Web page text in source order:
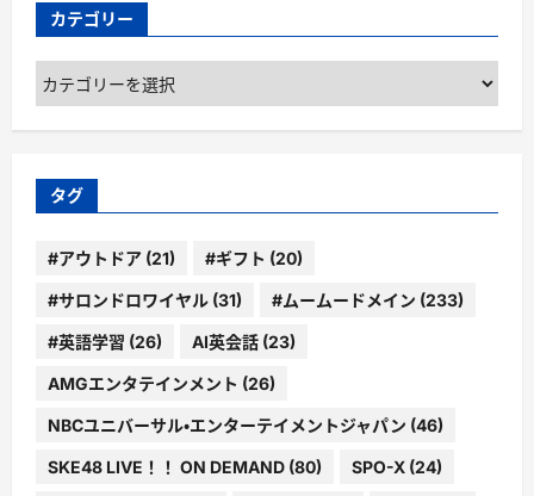
カテゴリー
カ
テ
ゴ
ー
タグ
#アウトドア (21) #ギフト (20)
#サロンドロワイヤル (31) #ムームードメイン (233)
#英語学習 (26) AI英会話 (23)
AMGエンタテインメント (26)
NBCユニバーサル・エンターテイメントジャパン (46)
SKE48 LIVE！！ ON DEMAND (80) SPO-X (24)